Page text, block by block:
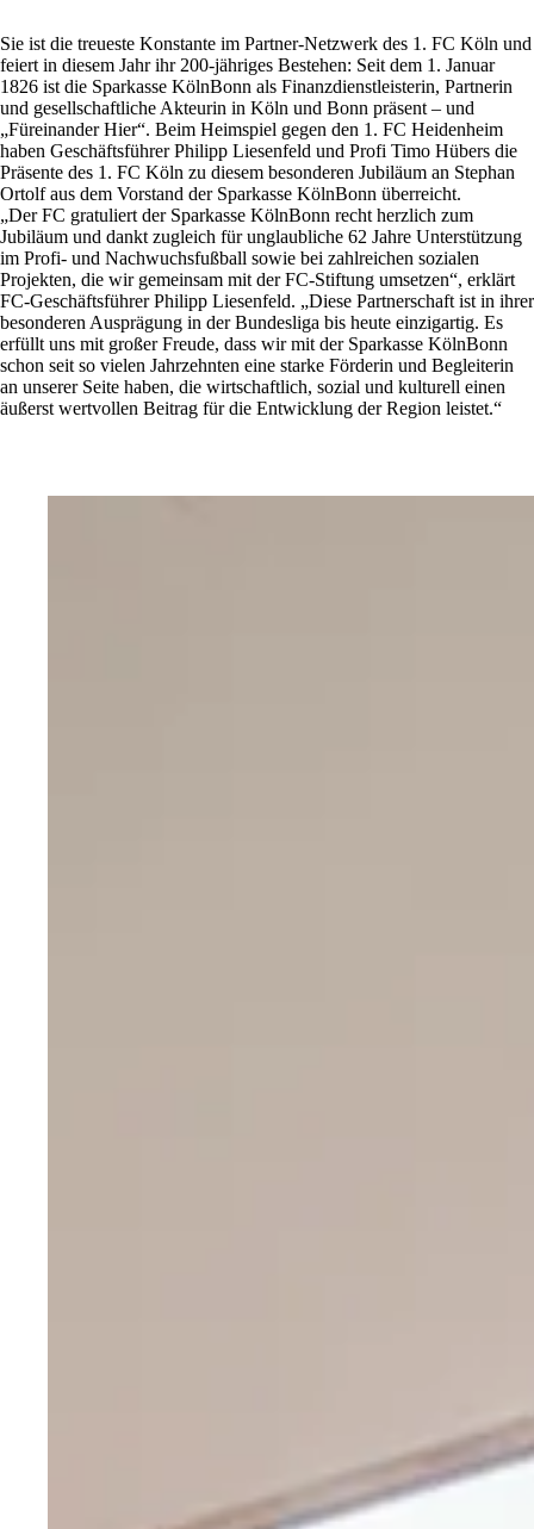
Sie ist die treueste Konstante im Partner-Netzwerk des 1. FC Köln und
feiert in diesem Jahr ihr 200-jähriges Bestehen: Seit dem 1. Januar
1826 ist die Sparkasse KölnBonn als Finanzdienstleisterin, Partnerin
und gesellschaftliche Akteurin in Köln und Bonn präsent – und
„Füreinander Hier“. Beim Heimspiel gegen den 1. FC Heidenheim
haben Geschäftsführer Philipp Liesenfeld und Profi Timo Hübers die
Präsente des 1. FC Köln zu diesem besonderen Jubiläum an Stephan
Ortolf aus dem Vorstand der Sparkasse KölnBonn überreicht.
„Der FC gratuliert der Sparkasse KölnBonn recht herzlich zum
Jubiläum und dankt zugleich für unglaubliche 62 Jahre Unterstützung
im Profi- und Nachwuchsfußball sowie bei zahlreichen sozialen
Projekten, die wir gemeinsam mit der FC-Stiftung umsetzen“, erklärt
FC-Geschäftsführer Philipp Liesenfeld. „Diese Partnerschaft ist in ihrer
besonderen Ausprägung in der Bundesliga bis heute einzigartig. Es
erfüllt uns mit großer Freude, dass wir mit der Sparkasse KölnBonn
schon seit so vielen Jahrzehnten eine starke Förderin und Begleiterin
an unserer Seite haben, die wirtschaftlich, sozial und kulturell einen
äußerst wertvollen Beitrag für die Entwicklung der Region leistet.“